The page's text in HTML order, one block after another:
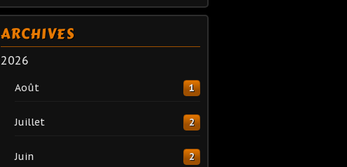
ARCHIVES
2026
Août 1
Juillet 2
Juin 2